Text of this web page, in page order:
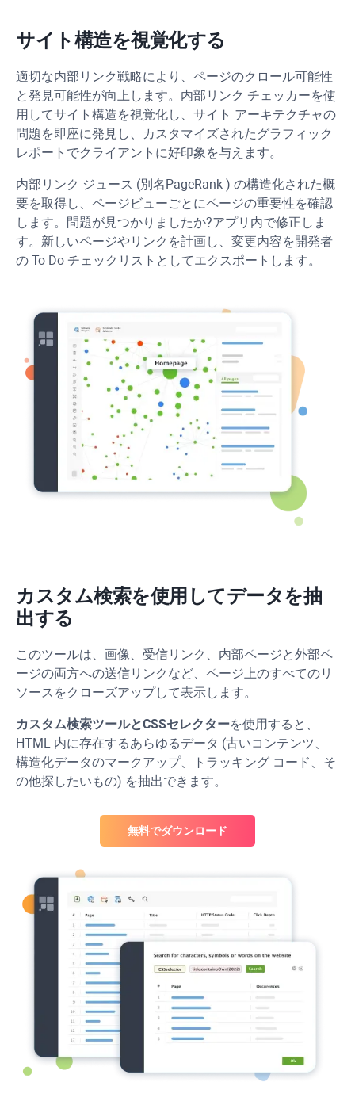
サイト構造を視覚化する
適切な内部リンク戦略により、ページのクロール可能性
と発見可能性が向上します。内部リンク チェッカーを使
用してサイト構造を視覚化し、サイト アーキテクチャの
問題を即座に発見し、カスタマイズされたグラフィック
レポートでクライアントに好印象を与えます。
内部リンク ジュース (別名 PageRank ) の構造化された概
要を取得し、ページビューごとにページの重要性を確認
します。問題が見つかりましたか?アプリ内で修正しま
す。新しいページやリンクを計画し、変更内容を開発者
の To Do チェックリストとしてエクスポートします。
カスタム検索を使用してデータを抽
出する
このツールは、画像、受信リンク、内部ページと外部ペ
ージの両方への送信リンクなど、ページ上のすべてのリ
ソースをクローズアップして表示します。
カスタム検索ツールとCSSセレクターを使用すると、
HTML 内に存在するあらゆるデータ (古いコンテンツ、
構造化データのマークアップ、トラッキング コード、そ
の他探したいもの) を抽出できます。
無料でダウンロード